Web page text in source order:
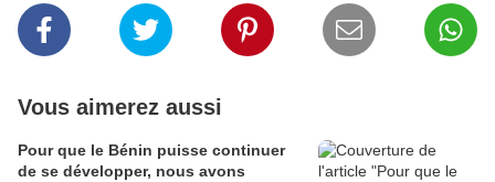
Vous aimerez aussi
Pour que le Bénin puisse continuer
de se développer, nous avons